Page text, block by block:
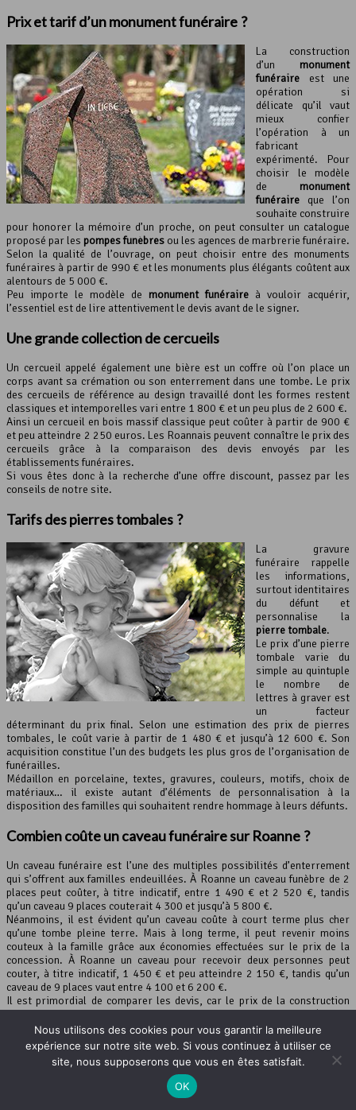
Prix et tarif d’un monument funéraire ?
La construction
d’un monument
funéraire est une
opération si
délicate qu’il vaut
mieux confier
l’opération à un
fabricant
expérimenté. Pour
choisir le modèle
de monument
funéraire que l’on
souhaite construire
pour honorer la mémoire d’un proche, on peut consulter un catalogue
proposé par les pompes funèbres ou les agences de marbrerie funéraire.
Selon la qualité de l’ouvrage, on peut choisir entre des monuments
funéraires à partir de 990 € et les monuments plus élégants coûtent aux
alentours de 5 000 €.
Peu importe le modèle de monument funéraire à vouloir acquérir,
l’essentiel est de lire attentivement le devis avant de le signer.
Une grande collection de cercueils
Un cercueil appelé également une bière est un coffre où l’on place un
corps avant sa crémation ou son enterrement dans une tombe. Le prix
des cercueils de référence au design travaillé dont les formes restent
classiques et intemporelles vari entre 1 800 € et un peu plus de 2 600 €.
Ainsi un cercueil en bois massif classique peut coûter à partir de 900 €
et peu atteindre 2 250 euros. Les Roannais peuvent connaître le prix des
cercueils grâce à la comparaison des devis envoyés par les
établissements funéraires.
Si vous êtes donc à la recherche d’une offre discount, passez par les
conseils de notre site.
Tarifs des pierres tombales ?
La gravure
funéraire rappelle
les informations,
surtout identitaires
du défunt et
personnalise la
pierre tombale.
Le prix d’une pierre
tombale varie du
simple au quintuple
le nombre de
lettres à graver est
un facteur
déterminant du prix final. Selon une estimation des prix de pierres
tombales, le coût varie à partir de 1 480 € et jusqu’à 12 600 €. Son
acquisition constitue l’un des budgets les plus gros de l’organisation de
funérailles.
Médaillon en porcelaine, textes, gravures, couleurs, motifs, choix de
matériaux… il existe autant d’éléments de personnalisation à la
disposition des familles qui souhaitent rendre hommage à leurs défunts.
Combien coûte un caveau funéraire sur Roanne ?
Un caveau funéraire est l’une des multiples possibilités d’enterrement
qui s’offrent aux familles endeuillées. À Roanne un caveau funèbre de 2
places peut coûter, à titre indicatif, entre 1 490 € et 2 520 €, tandis
qu’un caveau 9 places couterait 4 300 et jusqu’à 5 800 €.
Néanmoins, il est évident qu’un caveau coûte à court terme plus cher
qu’une tombe pleine terre. Mais à long terme, il peut revenir moins
couteux à la famille grâce aux économies effectuées sur le prix de la
concession. À Roanne un caveau pour recevoir deux personnes peut
couter, à titre indicatif, 1 450 € et peu atteindre 2 150 €, tandis qu’un
caveau de 9 places vaut entre 4 100 et 6 200 €.
Il est primordial de comparer les devis, car le prix de la construction
d’un caveau varie selon la taille de l’édifice, le type de caveau (caveau
parisien, traditionnel ou caveau double), la région ou la notoriété du
constructeur.
Quelques exemples d’autres demandes pour
Nous utilisons des cookies pour vous garantir la meilleure
expérience sur notre site web. Si vous continuez à utiliser ce
site, nous supposerons que vous en êtes satisfait.
OK